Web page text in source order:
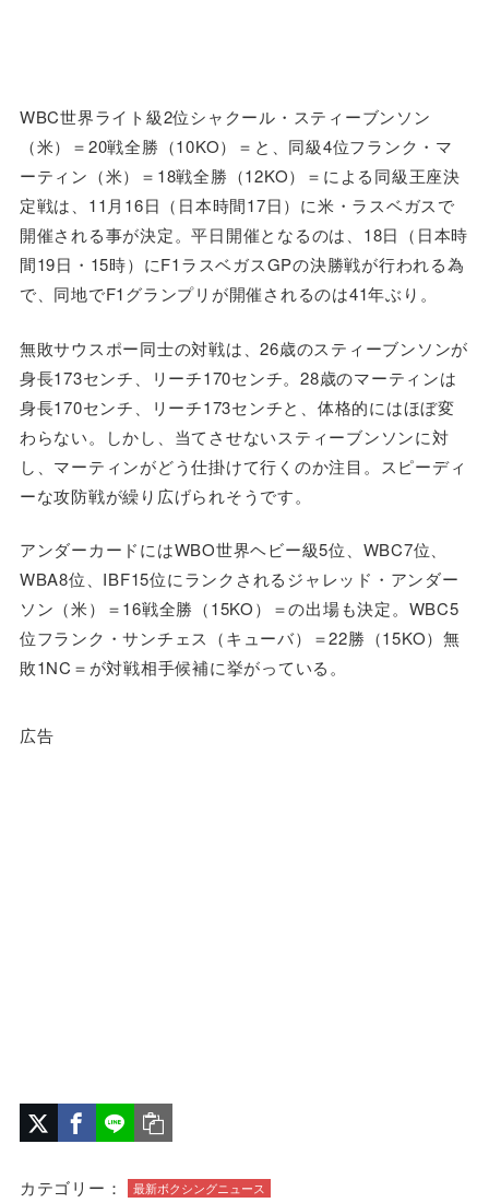
WBC世界ライト級2位シャクール・スティーブンソン
（米）＝20戦全勝（10KO）＝と、同級4位フランク・マ
ーティン（米）＝18戦全勝（12KO）＝による同級王座決
定戦は、11月16日（日本時間17日）に米・ラスベガスで
開催される事が決定。平日開催となるのは、18日（日本時
間19日・15時）にF1ラスベガスGPの決勝戦が行われる為
で、同地でF1グランプリが開催されるのは41年ぶり。
無敗サウスポー同士の対戦は、26歳のスティーブンソンが
身長173センチ、リーチ170センチ。28歳のマーティンは
身長170センチ、リーチ173センチと、体格的にはほぼ変
わらない。しかし、当てさせないスティーブンソンに対
し、マーティンがどう仕掛けて行くのか注目。スピーディ
ーな攻防戦が繰り広げられそうです。
アンダーカードにはWBO世界ヘビー級5位、WBC7位、
WBA8位、IBF15位にランクされるジャレッド・アンダー
ソン（米）＝16戦全勝（15KO）＝の出場も決定。WBC5
位フランク・サンチェス（キューバ）＝22勝（15KO）無
敗1NC＝が対戦相手候補に挙がっている。
広告
カテゴリー： 最新ボクシングニュース